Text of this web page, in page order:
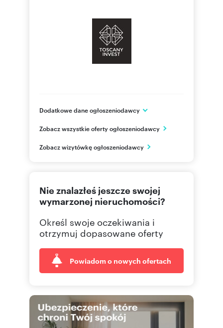
Dodatkowe dane ogłoszeniodawcy
ul. Nasielska 44 lokal U-2
mazowieckie
602238 Pokaż telefon
Zobacz wszystkie oferty ogłoszeniodawcy
Zobacz wizytówkę ogłoszeniodawcy
Nie znalazłeś jeszcze swojej
wymarzonej nieruchomości?
Określ swoje oczekiwania i
otrzymuj dopasowane oferty
Powiadom o nowych ofertach